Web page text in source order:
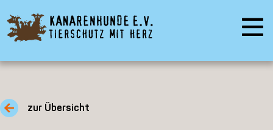
zur Übersicht